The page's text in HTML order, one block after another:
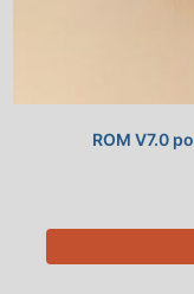
ROM V7.0